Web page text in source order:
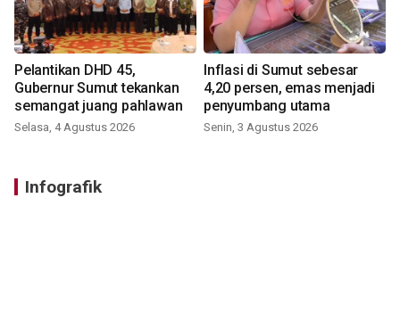
Pelantikan DHD 45,
Gubernur Sumut tekankan
semangat juang pahlawan
Selasa, 4 Agustus 2026
Inflasi di Sumut sebesar
4,20 persen, emas menjadi
penyumbang utama
Senin, 3 Agustus 2026
Infografik